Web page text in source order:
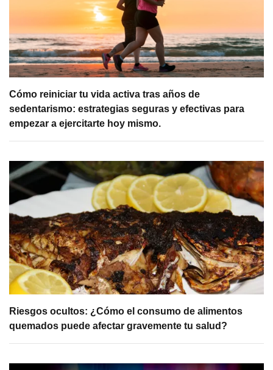
Cómo reiniciar tu vida activa tras años de
sedentarismo: estrategias seguras y efectivas para
empezar a ejercitarte hoy mismo.
Riesgos ocultos: ¿Cómo el consumo de alimentos
quemados puede afectar gravemente tu salud?